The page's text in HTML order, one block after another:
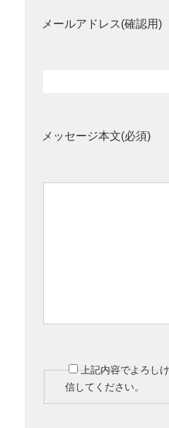
メールアドレス(確認用)
メッセージ本文(必須)
上記内容でよろし
信してください。